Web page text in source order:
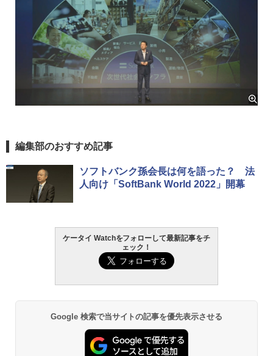
編集部のおすすめ記事
ソフトバンク孫会長は何を語った？ 法
人向け「SoftBank World 2022」開幕
ケータイ Watchをフォローして最新記事をチ
ェック！
Google 検索で当サイトの記事を優先表示させる